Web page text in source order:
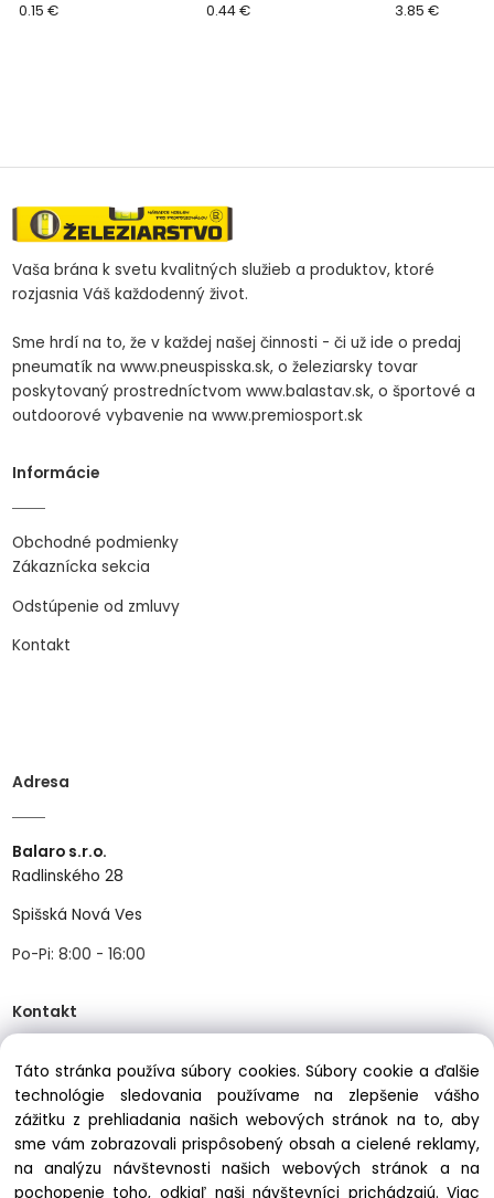
fľašu
0.15 €
kónická, na 5 lit.
0.44 €
kvasný ventil,
3.85 €
Vaša brána k svetu kvalitných služieb a produktov, ktoré
rozjasnia Váš každodenný život.
Sme hrdí na to, že v každej našej činnosti - či už ide o predaj
pneumatík na www.pneuspisska.sk, o železiarsky tovar
poskytovaný prostredníctvom www.balastav.sk, o športové a
outdoorové vybavenie na www.premiosport.sk
Informácie
Obchodné podmienky
Zákaznícka sekcia
Odstúpenie od zmluvy
Kontakt
Adresa
Balaro s.r.o.
Radlinského 28
Spišská Nová Ves
Po-Pi: 8:00 - 16:00
Kontakt
Tel:+421534466489
Mail:info@balastav.sk
Táto stránka používa súbory cookies. Súbory cookie a ďalšie
technológie sledovania používame na zlepšenie vášho
zážitku z prehliadania našich webových stránok na to, aby
sme vám zobrazovali prispôsobený obsah a cielené reklamy,
na analýzu návštevnosti našich webových stránok a na
pochopenie toho, odkiaľ naši návštevníci prichádzajú.Viac